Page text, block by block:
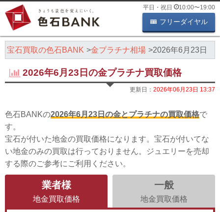
平日・祝日 10:00〜19:00
フリーダイヤル
宝石買取の色石BANK 金プラチナ相場 2026年6月23日
2026年6月23日の金プラチナ買取価格
更新日： 2026年06月23日 13:37
色石BANKの2026年6月23日の金とプラチナの買取価格で
す。
宝石が付いた地金の買取価格になります。宝石が付いてな
い地金のみの買取は行っておりません。ジュエリーを売却
する際のご参考にご利用ください。
業者様
地金買取価格
一般
地金買取価格